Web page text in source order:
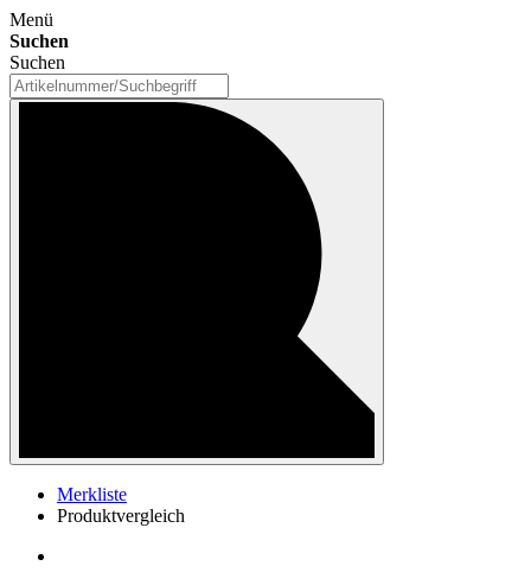
Menü
Suchen
Suchen
Merkliste
Produktvergleich